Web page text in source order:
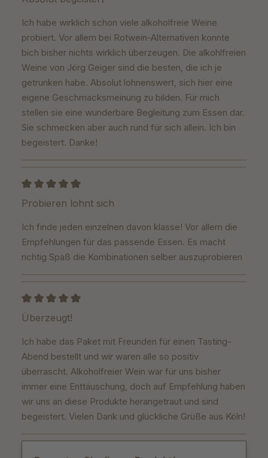
Ich habe wirklich schon viele alkoholfreie Weine
probiert. Vor allem bei Rotwein-Alternativen konnte
bich bisher nichts wirklich überzeugen. Die alkohlfreien
Weine von Jörg Geiger sind die besten, die ich je
getrunken habe. Absolut lohnenswert, sich hier eine
eigene Geschmacksmeinung zu bilden. Für mich
stellen sie eine wunderbare Begleitung zum Essen dar.
Sie schmecken aber auch rund für sich allein. Ich bin
begeistert. Danke!
Bewertung mit 5 von 5 Sternen
Probieren lohnt sich
Ich finde jeden einzelnen davon klasse! Vor allem die
Empfehlungen für das passende Essen. Es macht
richtig Spaß die Kombinationen selber auszuprobieren
Bewertung mit 5 von 5 Sternen
Überzeugt!
Ich habe das Paket mit Freunden für einen Tasting-
Abend bestellt und wir waren alle so positiv
überrascht. Alkoholfreier Wein war für uns bisher
immer eine Enttäuschung, doch auf Empfehlung haben
wir uns an diese Produkte herangetraut und sind
begeistert. Vielen Dank und glückliche Grüße aus Köln!